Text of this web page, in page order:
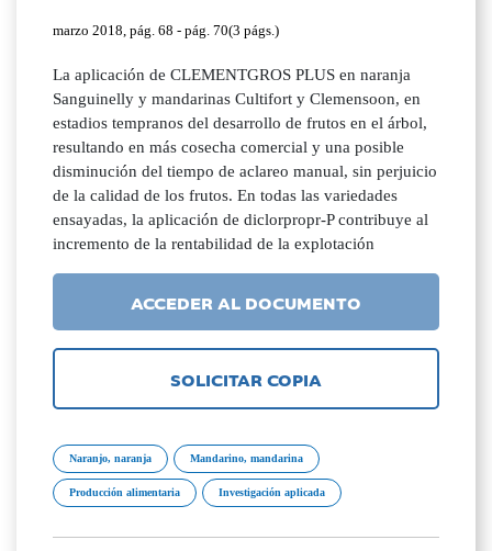
marzo 2018, pág. 68 - pág. 70(3 págs.)
La aplicación de CLEMENTGROS PLUS en naranja
Sanguinelly y mandarinas Cultifort y Clemensoon, en
estadios tempranos del desarrollo de frutos en el árbol,
resultando en más cosecha comercial y una posible
disminución del tiempo de aclareo manual, sin perjuicio
de la calidad de los frutos. En todas las variedades
ensayadas, la aplicación de diclorpropr-P contribuye al
incremento de la rentabilidad de la explotación
ACCEDER AL DOCUMENTO
SOLICITAR COPIA
Naranjo, naranja Mandarino, mandarina
Producción alimentaria Investigación aplicada